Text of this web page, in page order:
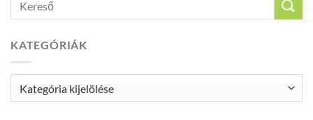
KATEGÓRIÁK